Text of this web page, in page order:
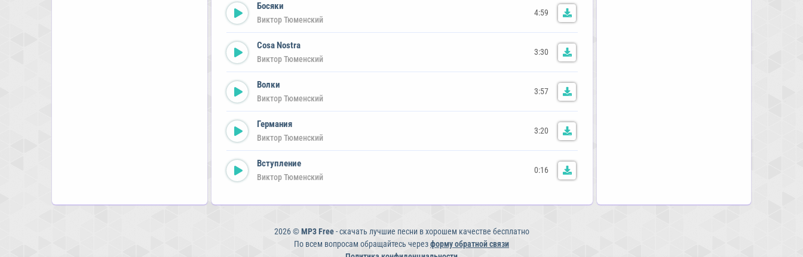
Босяки
Виктор Тюменский
4:59
Cosa Nostra
Виктор Тюменский
3:30
Волки
Виктор Тюменский
3:57
Германия
Виктор Тюменский
3:20
Вступление
Виктор Тюменский
0:16
2026 ©MP3 Free- скачать лучшие песни в хорошем качестве бесплатно
По всем вопросам обращайтесь черезформу обратной связи